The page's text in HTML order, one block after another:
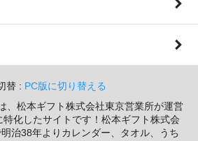
替 : PC版に切り替える
、松本ギフト株式会社東京営業所が運営
化したサイトです！松本ギフト株式会
治38年よりカレンダー、タオル、うち